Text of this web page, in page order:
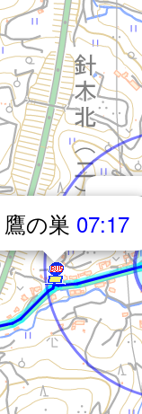
鷹の巣 07:17